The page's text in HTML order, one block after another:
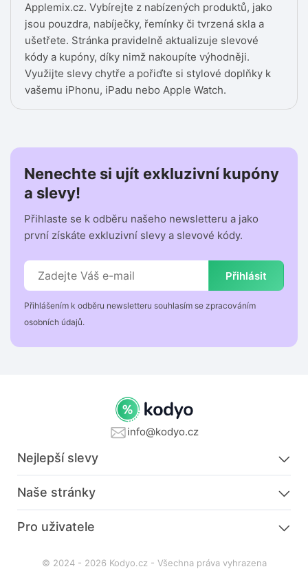
Applemix.cz. Vybírejte z nabízených produktů, jako
jsou pouzdra, nabíječky, řemínky či tvrzená skla a
ušetřete. Stránka pravidelně aktualizuje slevové
kódy a kupóny, díky nimž nakoupíte výhodněji.
Využijte slevy chytře a pořiďte si stylové doplňky k
vašemu iPhonu, iPadu nebo Apple Watch.
Nenechte si ujít exkluzivní kupóny
a slevy!
Přihlaste se k odběru našeho newsletteru a jako
první získáte exkluzivní slevy a slevové kódy.
Přihlásit
Přihlášením k odběru newsletteru souhlasím se zpracováním
osobních údajů.
info@kodyo.cz
Nejlepší slevy
Naše stránky
Pro uživatele
© 2024 - 2026 Kodyo.cz - Všechna práva vyhrazena